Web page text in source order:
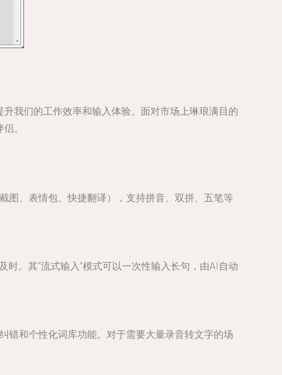
我们的工作效率和输入体验。面对市场上琳琅满目的
。
图、表情包、快捷翻译），支持拼音、双拼、五笔等
。其“流式输入”模式可以一次性输入长句，由AI自动
错和个性化词库功能。对于需要大量录音转文字的场